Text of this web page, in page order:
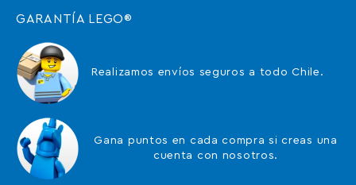
GARANTÍA LEGO®
Realizamos envíos seguros a todo Chile.
Gana puntos en cada compra si creas una
cuenta con nosotros.